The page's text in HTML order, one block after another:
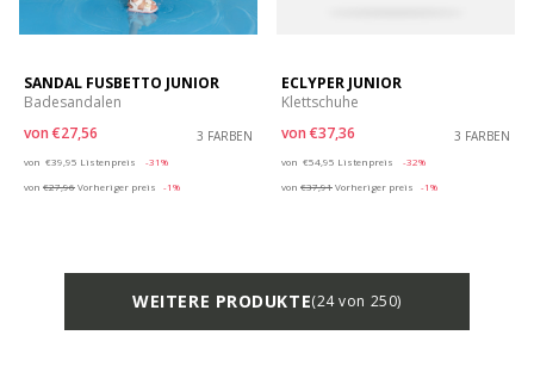
SANDAL FUSBETTO JUNIOR
Badesandalen
von €27,56 3 FARBEN
von €39,95 Listenpreis
-31%
von €27,96Vorheriger preis -1%
ECLYPER JUNIOR
Klettschuhe
von €37,36 3 FARBEN
von €54,95 Listenpreis
-32%
von €37,91Vorheriger preis -1%
WEITERE PRODUKTE(24 von 250)